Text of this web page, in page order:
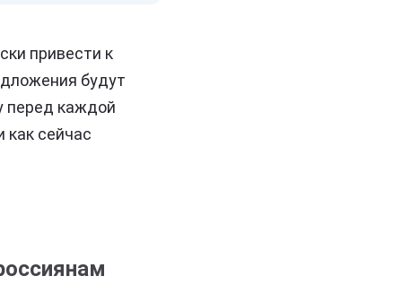
привести к
будут
перед каждой
как сейчас